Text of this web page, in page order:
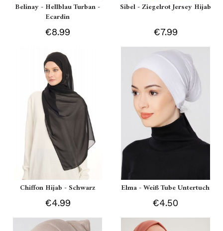
Belinay - Hellblau Turban -
Ecardin
€8.99
Sibel - Ziegelrot Jersey Hijab
€7.99
Chiffon Hijab - Schwarz
€4.99
Elma - Weiß Tube Untertuch
€4.50